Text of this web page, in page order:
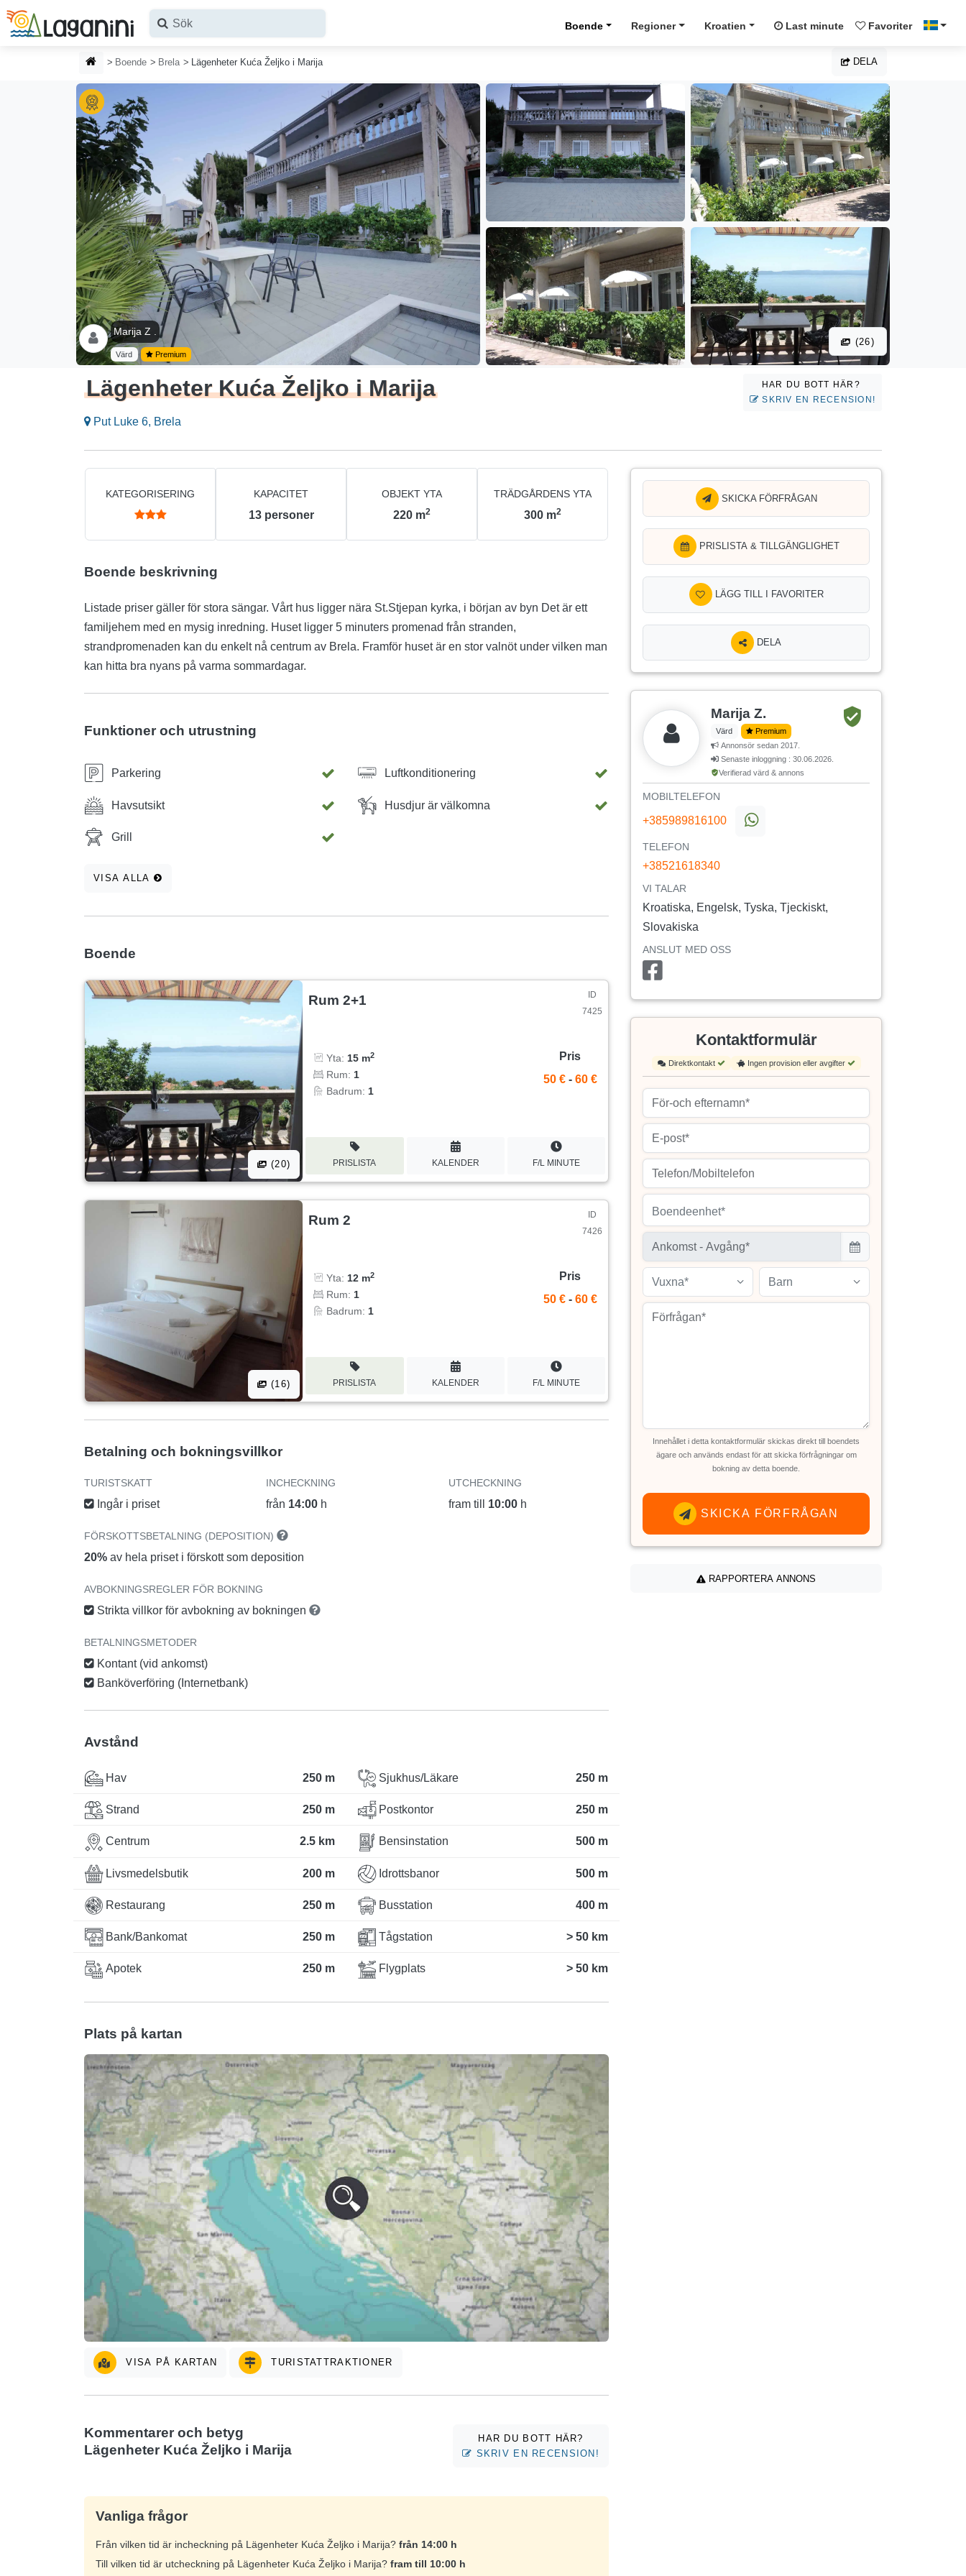
Hoppa till huvudinnehållet
Boende Regioner Kroatien Last minute Favoriter
HEMSIDA
Boende Brela Lägenheter Kuća Željko i Marija DELA
Marija Z .
Värd Premium
(26)
Lägenheter Kuća Željko i Marija
Put Luke 6, Brela
HAR DU BOTT HÄR?
SKRIV EN RECENSION!
KATEGORISERING KAPACITET
13 personer
OBJEKT YTA
220 m2
TRÄDGÅRDENS YTA
300 m2
Boende beskrivning
Listade priser gäller för stora sängar. Vårt hus ligger nära St.Stjepan kyrka, i början av byn Det är ett
familjehem med en mysig inredning. Huset ligger 5 minuters promenad från stranden,
strandpromenaden kan du enkelt nå centrum av Brela. Framför huset är en stor valnöt under vilken man
kan hitta bra nyans på varma sommardagar.
Funktioner och utrustning
Parkering Luftkonditionering
Havsutsikt Husdjur är välkomna
Grill
VISA ALLA
Boende
(20)
Rum 2+1
ID
7425
Yta:15 m2
Rum:1
Badrum:1
Pris
50 € - 60 €
PRISLISTA KALENDER F/L MINUTE
(16)
Rum 2
ID
7426
Yta:12 m2
Rum:1
Badrum:1
Pris
50 € - 60 €
PRISLISTA KALENDER F/L MINUTE
Betalning och bokningsvillkor
TURISTSKATT
Ingår i priset
INCHECKNING
från 14:00 h
UTCHECKNING
fram till 10:00h
FÖRSKOTTSBETALNING (DEPOSITION)
20% av hela priset i förskott som deposition
AVBOKNINGSREGLER FÖR BOKNING
Strikta villkor för avbokning av bokningen
BETALNINGSMETODER
Kontant (vid ankomst)
Banköverföring (Internetbank)
Avstånd
Hav 250 m
Strand 250 m
Centrum 2.5 km
Livsmedelsbutik 200 m
Restaurang 250 m
Bank/Bankomat 250 m
Apotek 250 m
Sjukhus/Läkare 250 m
Postkontor 250 m
Bensinstation 500 m
Idrottsbanor 500 m
Busstation 400 m
Tågstation > 50 km
Flygplats > 50 km
Plats på kartan
VISA PÅ KARTAN TURISTATTRAKTIONER
Kommentarer och betyg
Lägenheter Kuća Željko i Marija
HAR DU BOTT HÄR?
SKRIV EN RECENSION!
Vanliga frågor
Från vilken tid är incheckning på Lägenheter Kuća Željko i Marija? från 14:00 h
Till vilken tid är utcheckning på Lägenheter Kuća Željko i Marija? fram till 10:00 h
SKICKA FÖRFRÅGAN
PRISLISTA & TILLGÄNGLIGHET
LÄGG TILL I FAVORITER
DELA
Marija Z.
Värd
Premium
Annonsör sedan 2017.
Senaste inloggning : 30.06.2026.
Verifierad värd & annons
MOBILTELEFON
+385989816100
TELEFON
+38521618340
VI TALAR
Kroatiska, Engelsk, Tyska, Tjeckiskt,
Slovakiska
ANSLUT MED OSS
Kontaktformulär
Direktkontakt Ingen provision eller avgifter
Boendeenhet*
Vuxna* Barn
Innehållet i detta kontaktformulär skickas direkt till boendets
ägare och används endast för att skicka förfrågningar om
bokning av detta boende.
SKICKA FÖRFRÅGAN
RAPPORTERA ANNONS